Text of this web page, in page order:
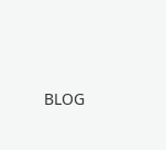
BLOG